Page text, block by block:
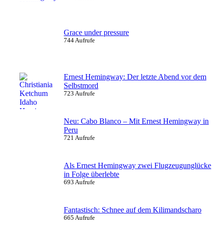
Grace under pressure
744 Aufrufe
Ernest Hemingway: Der letzte Abend vor dem
Selbstmord
723 Aufrufe
Neu: Cabo Blanco – Mit Ernest Hemingway in
Peru
721 Aufrufe
Als Ernest Hemingway zwei Flugzeugunglücke
in Folge überlebte
693 Aufrufe
Fantastisch: Schnee auf dem Kilimandscharo
665 Aufrufe